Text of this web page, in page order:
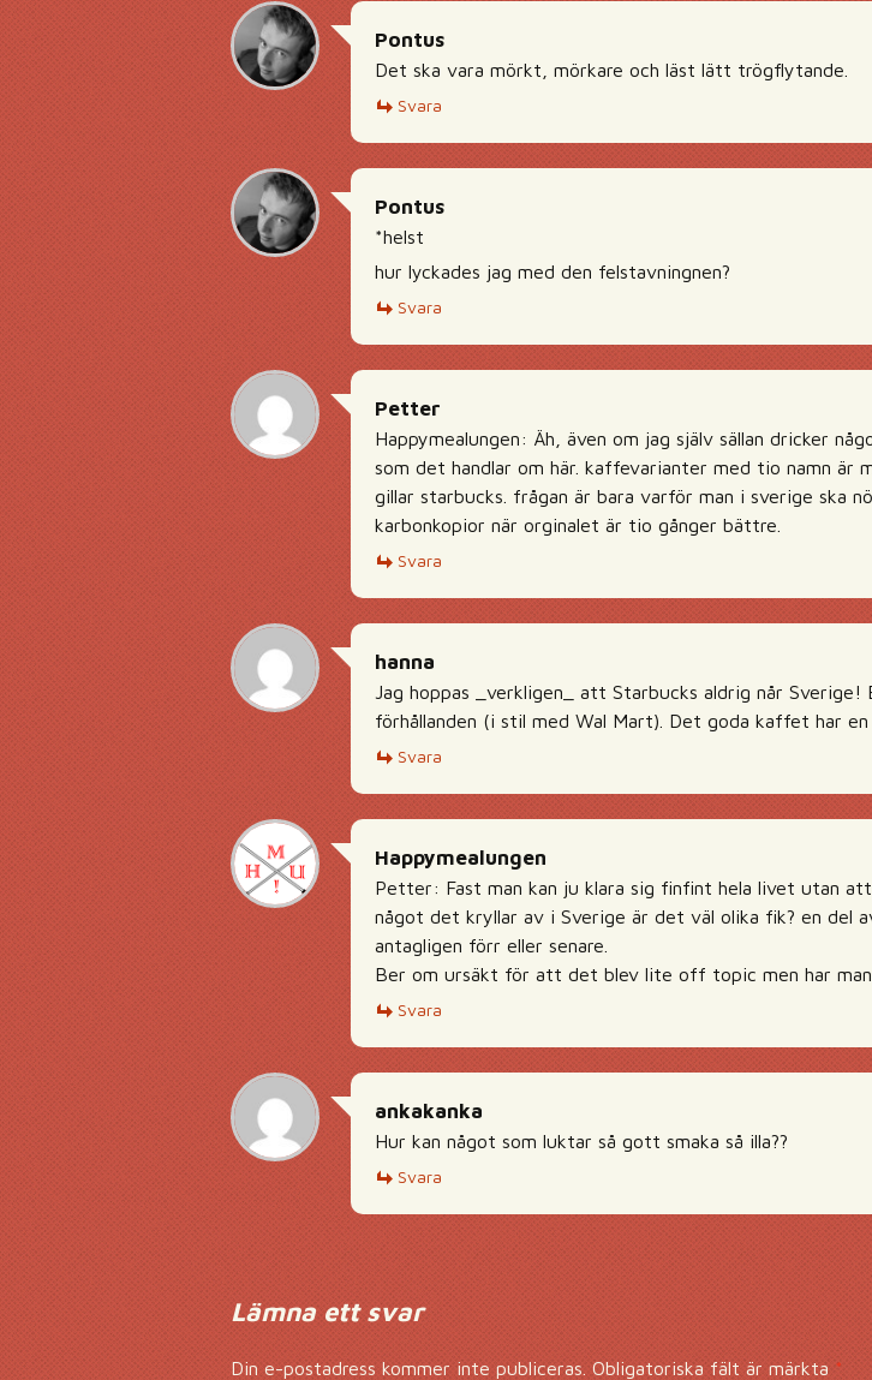
Pontus
Det ska vara mörkt, mörkare och läst lätt trögflytande.
Svara
Pontus
*helst
hur lyckades jag med den felstavningnen?
Svara
Petter
Happymealungen: Äh, även om jag själv sällan dricker
som det handlar om här. kaffevarianter med tio namn är
gillar starbucks. frågan är bara varför man i sverige ska
karbonkopior när orginalet är tio gånger bättre.
Svara
hanna
Jag hoppas _verkligen_ att Starbucks aldrig når
förhållanden (i stil med Wal Mart). Det goda kaffet har
Svara
Happymealungen
Petter: Fast man kan ju klara sig finfint hela livet utan
något det kryllar av i Sverige är det väl olika fik? en del
antagligen förr eller senare.
Ber om ursäkt för att det blev lite off topic men har
Svara
ankakanka
Hur kan något som luktar så gott smaka så illa??
Svara
Lämna ett svar
Din e-postadress kommer inte publiceras. Obligatoriska fält är märkta*